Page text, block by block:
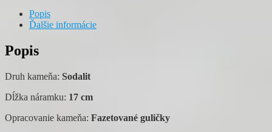
Popis
Ďalšie informácie
Popis
Druh kameňa: Sodalit
Dĺžka náramku: 17 cm
Opracovanie kameňa: Fazetované guličky